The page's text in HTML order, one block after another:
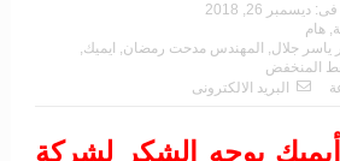
فى: ديسمبر 26, 2018
, هام
ياسر جلال, المهندس مدحت رمضان, ايميك,
المنخفض
البريد الالكترونى
يوجه الشكر لشركة